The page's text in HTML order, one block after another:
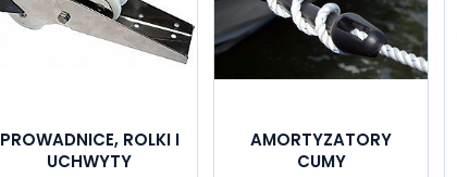
PROWADNICE, ROLKI I
UCHWYTY
AMORTYZATORY
CUMY